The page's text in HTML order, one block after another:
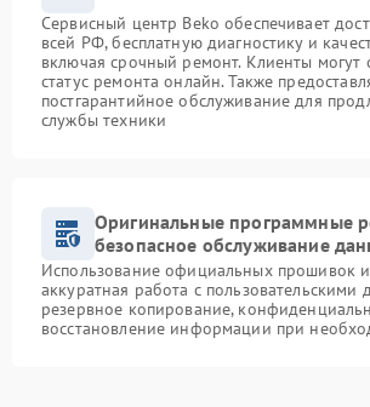
Сервисный центр Beko обеспечивает
всей РФ, бесплатную диагностику и
включая срочный ремонт. Клиенты могут
статус ремонта онлайн. Также
постгарантийное обслуживание для
службы техники
Оригинальные программные
безопасное обслуживание
Использование официальных прошивок
аккуратная работа с пользовательскими
резервное копирование,
восстановление информации при